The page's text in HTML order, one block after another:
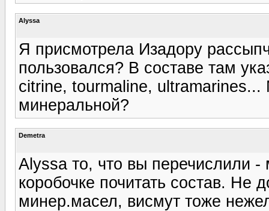
Alyssa
Я присмотрела Изадору
пользовался? В составе там
citrine, tourmaline,
минеральной?
Demetra
Alyssa то, что вы перечислили
коробочке почитать состав. Не
минер.масел, висмут тоже